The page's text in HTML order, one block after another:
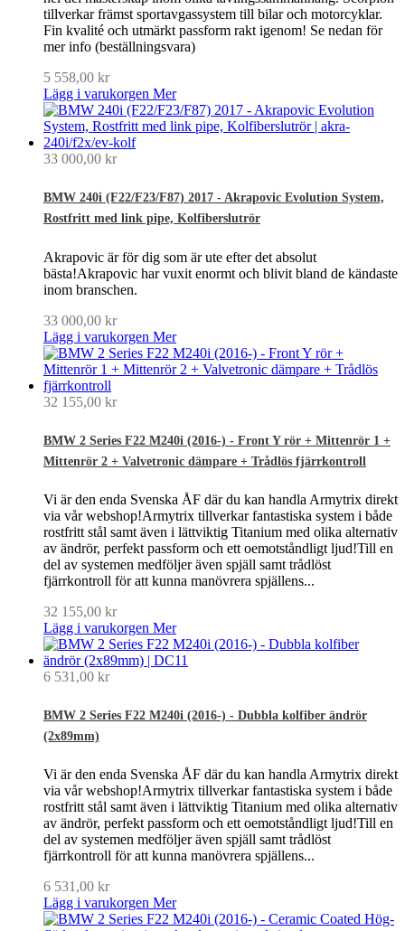
tillverkar främst sportavgassystem till bilar och motorcyklar.
Fin kvalité och utmärkt passform rakt igenom! Se nedan för
mer info (beställningsvara)
5 558,00 kr
Lägg i varukorgen Mer
33 000,00 kr
BMW 240i (F22/F23/F87) 2017 - Akrapovic Evolution System,
Rostfritt med link pipe, Kolfiberslutrör
Akrapovic är för dig som är ute efter det absolut
bästa!Akrapovic har vuxit enormt och blivit bland de kändaste
inom branschen.
33 000,00 kr
Lägg i varukorgen Mer
32 155,00 kr
BMW 2 Series F22 M240i (2016-) - Front Y rör + Mittenrör 1 +
Mittenrör 2 + Valvetronic dämpare + Trådlös fjärrkontroll
Vi är den enda Svenska ÅF där du kan handla Armytrix direkt
via vår webshop!Armytrix tillverkar fantastiska system i både
rostfritt stål samt även i lättviktig Titanium med olika alternativ
av ändrör, perfekt passform och ett oemotståndligt ljud!Till en
del av systemen medföljer även spjäll samt trådlöst
fjärrkontroll för att kunna manövrera spjällens...
32 155,00 kr
Lägg i varukorgen Mer
6 531,00 kr
BMW 2 Series F22 M240i (2016-) - Dubbla kolfiber ändrör
(2x89mm)
Vi är den enda Svenska ÅF där du kan handla Armytrix direkt
via vår webshop!Armytrix tillverkar fantastiska system i både
rostfritt stål samt även i lättviktig Titanium med olika alternativ
av ändrör, perfekt passform och ett oemotståndligt ljud!Till en
del av systemen medföljer även spjäll samt trådlöst
fjärrkontroll för att kunna manövrera spjällens...
6 531,00 kr
Lägg i varukorgen Mer